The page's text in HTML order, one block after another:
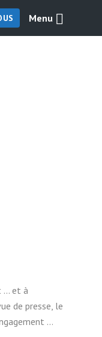
Menu
… et à
de presse, le
…